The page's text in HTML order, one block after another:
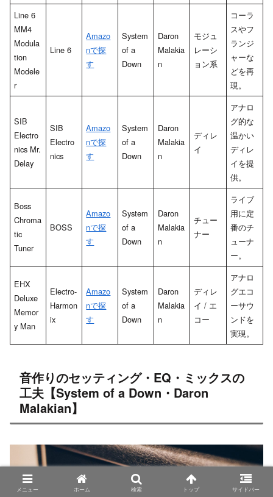
Line 6
MM4
Modula
tion
Modele
r
Line 6
Amazo
nで探
す
System
of a
Down
Daron
Malakia
n
モジュ
レーシ
ョン系
コーラ
スやフ
ランジ
ャーな
どを再
現。
SIB
Electro
nics Mr.
Delay
SIB
Electro
nics
Amazo
nで探
す
System
of a
Down
Daron
Malakia
n
ディレ
イ
アナロ
グ的な
温かい
ディレ
イを提
供。
Boss
Chroma
tic
Tuner
BOSS
Amazo
nで探
す
System
of a
Down
Daron
Malakia
n
チュー
ナー
ライブ
用に定
番のチ
ューナ
ー。
EHX
Deluxe
Memor
y Man
Electro-
Harmon
ix
Amazo
nで探
す
System
of a
Down
Daron
Malakia
n
ディレ
イ / エ
コー
アナロ
グエコ
ーサウ
ンドを
実現。
音作りのセッティング・EQ・ミックスの
工夫【System of a Down・Daron
Malakian】
メニュー ホーム 検索 トップ サイドバー